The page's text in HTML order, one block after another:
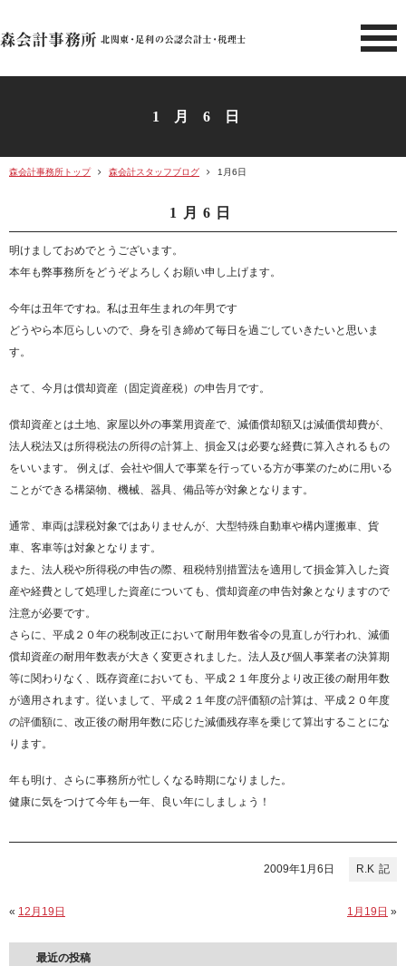
北関東 足利市の公認会計士・
1月6日
森会計事務所トップ 森会計スタッフブログ 1月6日
1月6日
明けましておめでとうございます。
本年も弊事務所をどうぞよろしくお願い申し上げます。
今年は丑年ですね。私は丑年生まれの年男です
どうやら本厄らしいので、身を引き締めて毎日を過ごしていきたいと思いま
す。
さて、今月は償却資産（固定資産税）の申告月です。
償却資産とは土地、家屋以外の事業用資産で、減価償却額又は減価償却費が、
法人税法又は所得税法の所得の計算上、損金又は必要な経費に算入されるもの
をいいます。 例えば、会社や個人で事業を行っている方が事業のために用いる
ことができる構築物、機械、器具、備品等が対象となります。
通常、車両は課税対象ではありませんが、大型特殊自動車や構内運搬車、貨
車、客車等は対象となります。
また、法人税や所得税の申告の際、租税特別措置法を適用して損金算入した資
産や経費として処理した資産についても、償却資産の申告対象となりますので
注意が必要です。
さらに、平成２０年の税制改正において耐用年数省令の見直しが行われ、減価
償却資産の耐用年数表が大きく変更されました。法人及び個人事業者の決算期
等に関わりなく、既存資産においても、平成２１年度分より改正後の耐用年数
が適用されます。従いまして、平成２１年度の評価額の計算は、平成２０年度
の評価額に、改正後の耐用年数に応じた減価残存率を乗じて算出することにな
ります。
年も明け、さらに事務所が忙しくなる時期になりました。
健康に気をつけて今年も一年、良い年にしましょう！
R.K
2009年1月6日
« 12月19日 1月19日 »
最近の投稿